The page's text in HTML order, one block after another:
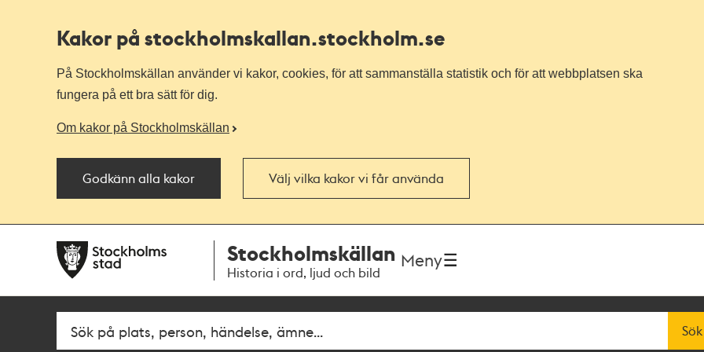
Kakor på stockholmskallan.stockholm.se
På Stockholmskällan använder vi kakor, cookies, för att sammanställa statistik och för att webbplatsen ska
fungera på ett bra sätt för dig.
Om kakor på Stockholmskällan
Godkänn alla kakor Välj vilka kakor vi får använda
navigationen
huvudinnehållet
Stockholmskällan
Historia i ord, ljud och bild
Meny
Fritextsök Sök